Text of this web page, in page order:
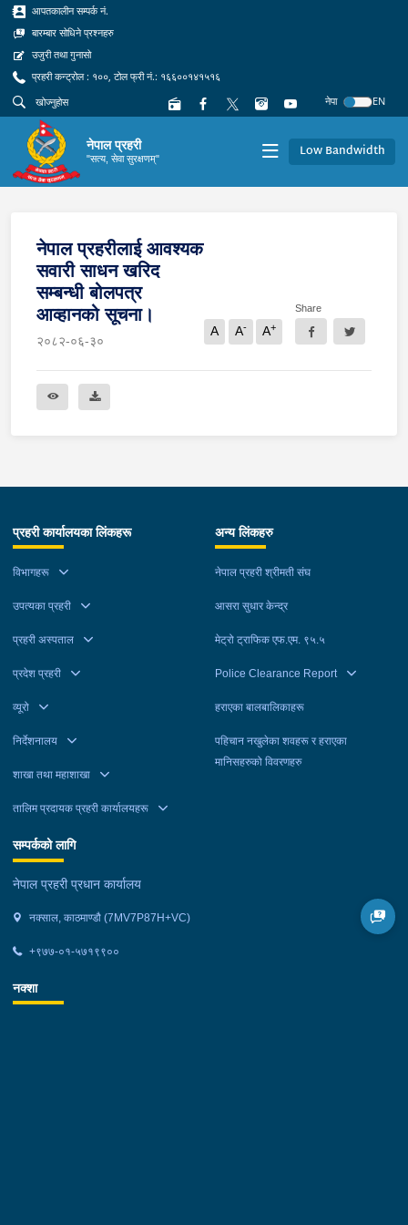
आपतकालीन सम्पर्क नं.
बारम्बार सोधिने प्रश्नहरु
उजुरी तथा गुनासो
प्रहरी कन्ट्रोल : १००, टोल फ्री नं.: १६६००१४१५१६
नेपा
EN
नेपाल प्रहरी
"सत्य, सेवा सुरक्षणम्" Low Bandwidth
नेपाल प्रहरीलाई आवश्यक
सवारी साधन खरिद
सम्बन्धी बोलपत्र
आव्हानको सूचना।
२०८२-०६-३०
A A- A+
Share
प्रहरी कार्यालयका लिंकहरू
विभागहरू
उपत्यका प्रहरी
प्रहरी अस्पताल
प्रदेश प्रहरी
व्यूरो
निर्देशनालय
शाखा तथा महाशाखा
तालिम प्रदायक प्रहरी कार्यालयहरू
अन्य लिंकहरु
नेपाल प्रहरी श्रीमती संघ
आसरा सुधार केन्द्र
मेट्रो ट्राफिक एफ.एम. ९५.५
Police Clearance Report
हराएका बालबालिकाहरू
पहिचान नखुलेका शवहरू र हराएका
मानिसहरुको विवरणहरु
सम्पर्कको लागि
नेपाल प्रहरी प्रधान कार्यालय
नक्साल, काठमाण्डौ (7MV7P87H+VC)
+९७७-०१-५७१९९००
नक्शा